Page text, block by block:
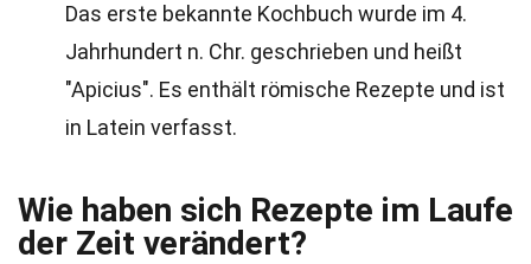
Das erste bekannte Kochbuch wurde im 4.
Jahrhundert n. Chr. geschrieben und heißt
"Apicius". Es enthält römische Rezepte und ist
in Latein verfasst.
Wie haben sich Rezepte im Laufe
der Zeit verändert?